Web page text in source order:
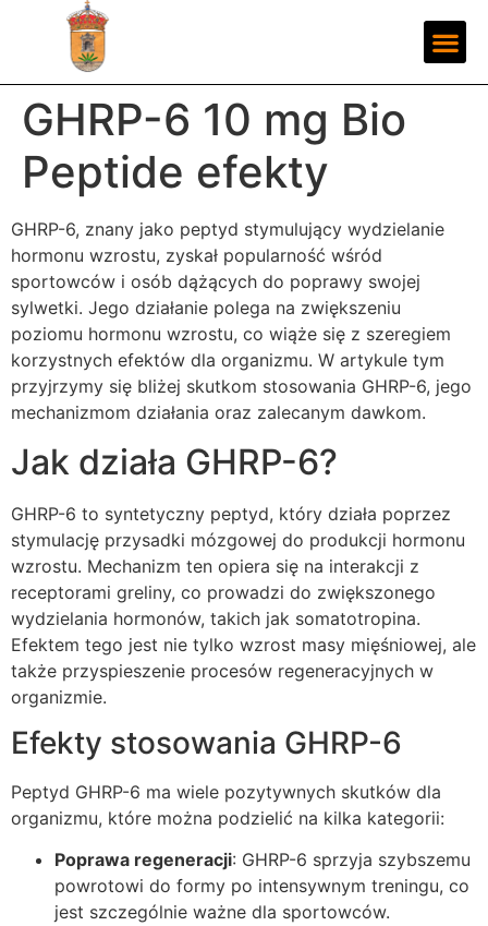
GHRP-6 10 mg Bio
Peptide efekty
GHRP-6, znany jako peptyd stymulujący wydzielanie
hormonu wzrostu, zyskał popularność wśród
sportowców i osób dążących do poprawy swojej
sylwetki. Jego działanie polega na zwiększeniu
poziomu hormonu wzrostu, co wiąże się z szeregiem
korzystnych efektów dla organizmu. W artykule tym
przyjrzymy się bliżej skutkom stosowania GHRP-6, jego
mechanizmom działania oraz zalecanym dawkom.
Jak działa GHRP-6?
GHRP-6 to syntetyczny peptyd, który działa poprzez
stymulację przysadki mózgowej do produkcji hormonu
wzrostu. Mechanizm ten opiera się na interakcji z
receptorami greliny, co prowadzi do zwiększonego
wydzielania hormonów, takich jak somatotropina.
Efektem tego jest nie tylko wzrost masy mięśniowej, ale
także przyspieszenie procesów regeneracyjnych w
organizmie.
Efekty stosowania GHRP-6
Peptyd GHRP-6 ma wiele pozytywnych skutków dla
organizmu, które można podzielić na kilka kategorii:
Poprawa regeneracji: GHRP-6 sprzyja szybszemu
powrotowi do formy po intensywnym treningu, co
jest szczególnie ważne dla sportowców.